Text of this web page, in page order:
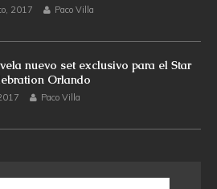
2017 Paco Villa
nuevo set exclusivo para el Star
Orlando
Paco Villa